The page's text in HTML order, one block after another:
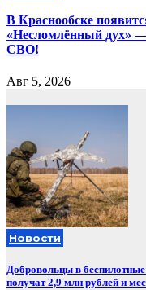
В Краснообске
«Несломлённый дух»
СВО!
Авг 5, 2026
Новости
Добровольцы в
получат 2,9 млн рублей и